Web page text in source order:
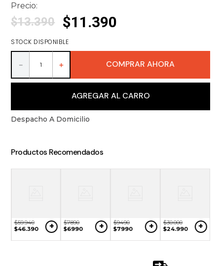
Precio:
$13.390 $11 .390
STOCK DISPONIBLE
＋
－ COMPRAR AHORA
AGREGAR AL CARRO
Despacho A Domicilio
Productos Recomendados
$59.940
$46.390 + $7890
$6990 + $9490
$7990 + $30.000
$24.990 +